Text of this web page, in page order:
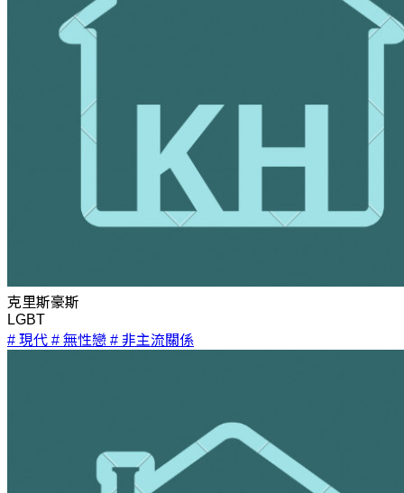
克里斯豪斯
LGBT
# 現代 # 無性戀 # 非主流關係